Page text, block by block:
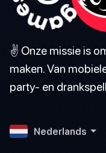
✌️ Onze missie is
maken. Van
party- en
Nederlands